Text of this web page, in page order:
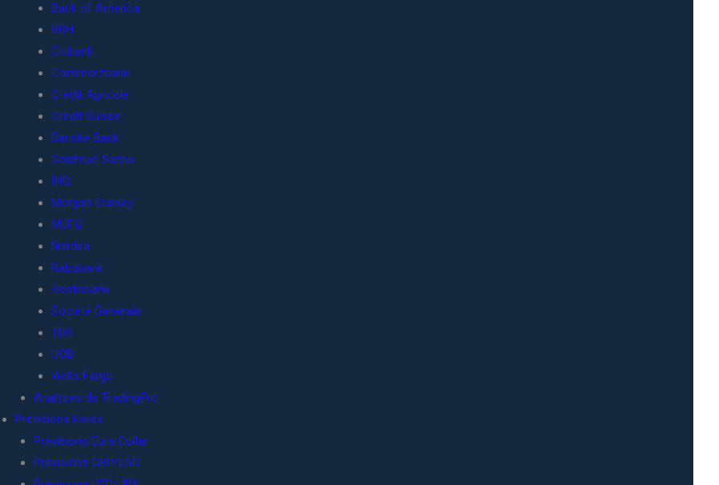
Bank of America
BBH
Citibank
Commerzbank
Crédit Agricole
Crédit Suisse
Danske Bank
Goldman Sachs
ING
Morgan Stanley
MUFG
Nordea
Rabobank
Scotiabank
Société Générale
TDS
UOB
Wells Fargo
Analyses de TradingPro
Prévisions Forex
Prévisions Euro Dollar
Prévisions GBP/USD